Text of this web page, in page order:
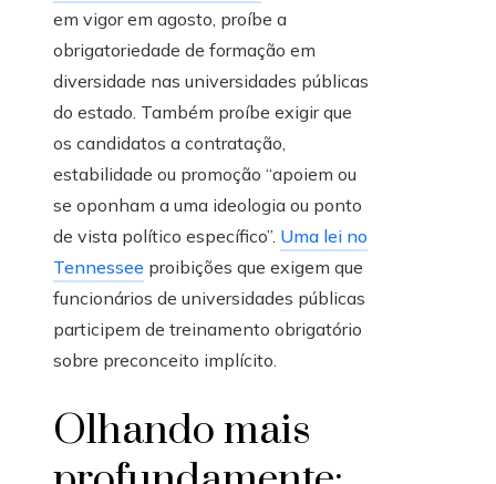
em vigor em agosto, proíbe a
obrigatoriedade de formação em
diversidade nas universidades públicas
do estado. Também proíbe exigir que
os candidatos a contratação,
estabilidade ou promoção “apoiem ou
se oponham a uma ideologia ou ponto
de vista político específico”. Uma lei no
Tennessee proibições que exigem que
funcionários de universidades públicas
participem de treinamento obrigatório
sobre preconceito implícito.
Olhando mais